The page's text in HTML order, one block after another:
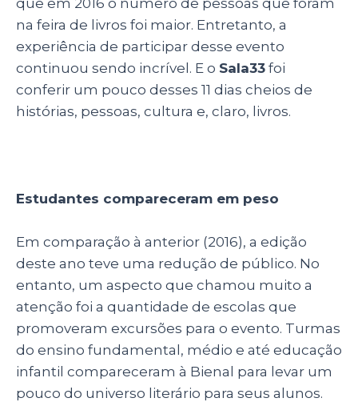
que em 2016 o número de pessoas que foram
na feira de livros foi maior. Entretanto, a
experiência de participar desse evento
continuou sendo incrível. E o Sala33 foi
conferir um pouco desses 11 dias cheios de
histórias, pessoas, cultura e, claro, livros.
Estudantes compareceram em peso
Em comparação à anterior (2016), a edição
deste ano teve uma redução de público. No
entanto, um aspecto que chamou muito a
atenção foi a quantidade de escolas que
promoveram excursões para o evento. Turmas
do ensino fundamental, médio e até educação
infantil compareceram à Bienal para levar um
pouco do universo literário para seus alunos.